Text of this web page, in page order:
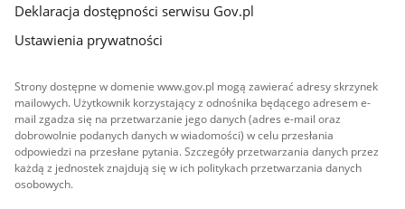
Deklaracja dostępności serwisu Gov.pl
Ustawienia prywatności
Strony dostępne w domenie www.gov.pl mogą zawierać adresy skrzynek
mailowych. Użytkownik korzystający z odnośnika będącego adresem e-
mail zgadza się na przetwarzanie jego danych (adres e-mail oraz
dobrowolnie podanych danych w wiadomości) w celu przesłania
odpowiedzi na przesłane pytania. Szczegóły przetwarzania danych przez
każdą z jednostek znajdują się w ich politykach przetwarzania danych
osobowych.